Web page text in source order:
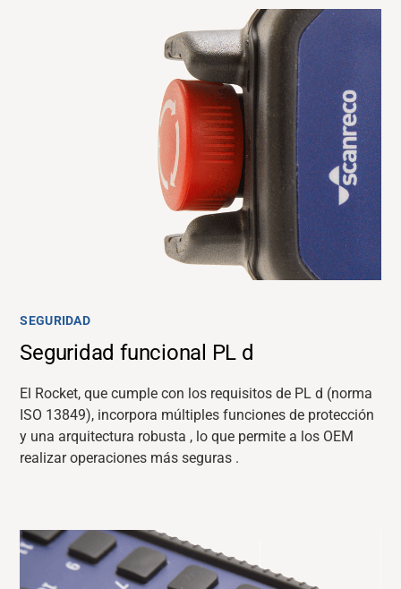
SEGURIDAD
Seguridad funcional PL d
El Rocket, que cumple con los requisitos de PL d (norma
ISO 13849), incorpora múltiples funciones de protección
y una arquitectura robusta , lo que permite a los OEM
realizar operaciones más seguras .